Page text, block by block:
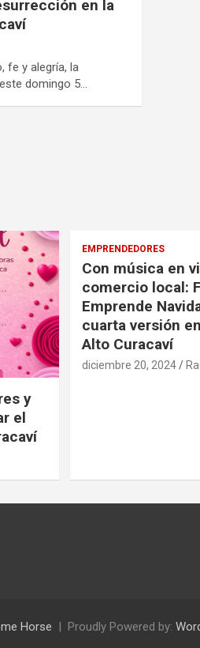
en la
fe y alegría, la
domingo 5…
y
el
EMPRENDEDORES
Con música en
comercio local:
Emprende
cuarta versión
Alto Curacaví
diciembre 20, 2024
Horse Proudly Powered by: